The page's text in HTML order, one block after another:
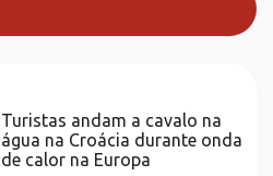
Turistas andam a cavalo na
água na Croácia durante onda
de calor na Europa